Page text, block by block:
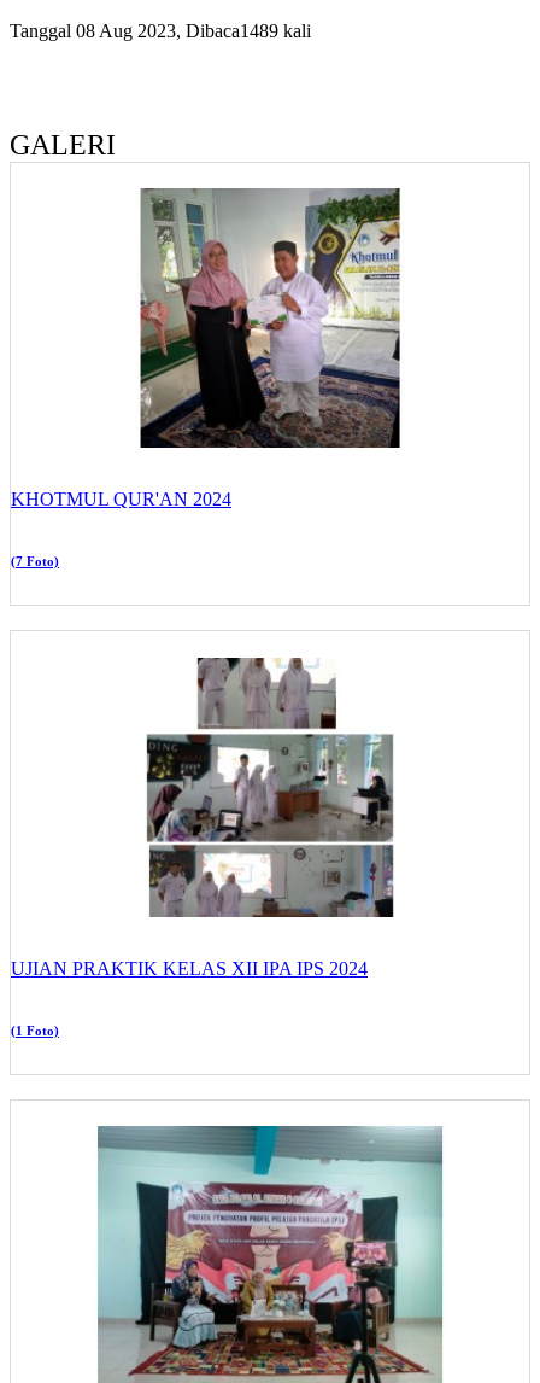
Tanggal 08 Aug 2023, Dibaca1489 kali
GALERI
KHOTMUL QUR'AN 2024
(7 Foto)
UJIAN PRAKTIK KELAS XII IPA IPS 2024
(1 Foto)